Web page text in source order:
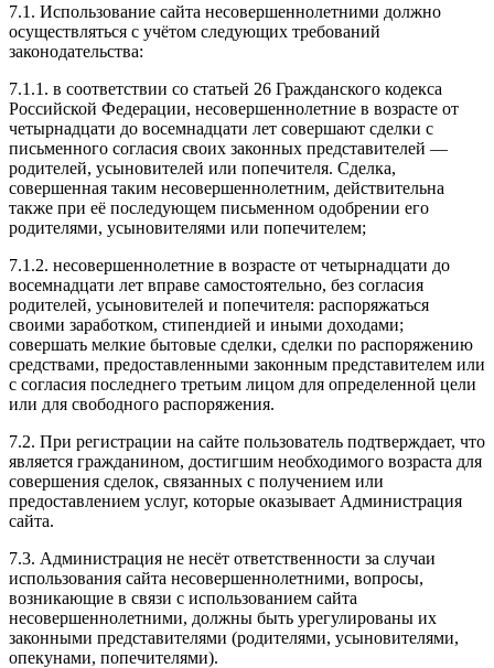
7.1. Использование сайта несовершеннолетними должно
осуществляться с учётом следующих требований
законодательства:
7.1.1. в соответствии со статьей 26 Гражданского кодекса
Российской Федерации, несовершеннолетние в возрасте от
четырнадцати до восемнадцати лет совершают сделки с
письменного согласия своих законных представителей —
родителей, усыновителей или попечителя. Сделка,
совершенная таким несовершеннолетним, действительна
также при её последующем письменном одобрении его
родителями, усыновителями или попечителем;
7.1.2. несовершеннолетние в возрасте от четырнадцати до
восемнадцати лет вправе самостоятельно, без согласия
родителей, усыновителей и попечителя: распоряжаться
своими заработком, стипендией и иными доходами;
совершать мелкие бытовые сделки, сделки по распоряжению
средствами, предоставленными законным представителем или
с согласия последнего третьим лицом для определенной цели
или для свободного распоряжения.
7.2. При регистрации на сайте пользователь подтверждает, что
является гражданином, достигшим необходимого возраста для
совершения сделок, связанных с получением или
предоставлением услуг, которые оказывает Администрация
сайта.
7.3. Администрация не несёт ответственности за случаи
использования сайта несовершеннолетними, вопросы,
возникающие в связи с использованием сайта
несовершеннолетними, должны быть урегулированы их
законными представителями (родителями, усыновителями,
опекунами, попечителями).